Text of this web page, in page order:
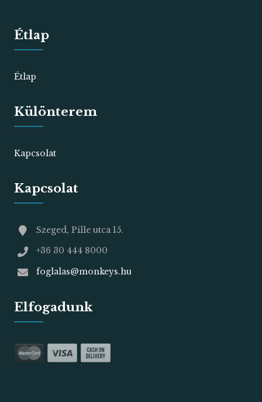
Étlap
Étlap
Különterem
Kapcsolat
Kapcsolat
Szeged, Pille utca 15.
+36 30 444 8000
foglalas@monkeys.hu
Elfogadunk